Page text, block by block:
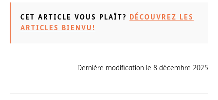
CET ARTICLE VOUS PLAÎT?
DÉCOUVREZ LES
ARTICLES BIENVU!
Dernière modification le 8 décembre 2025